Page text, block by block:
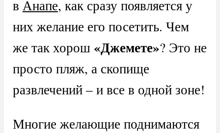
в Анапе, как сразу появляется у
них желание его посетить. Чем
же так хорош«Джемете»? Это не
просто пляж, а скопище
развлечений – и все в одной зоне!
Многие желающие поднимаются